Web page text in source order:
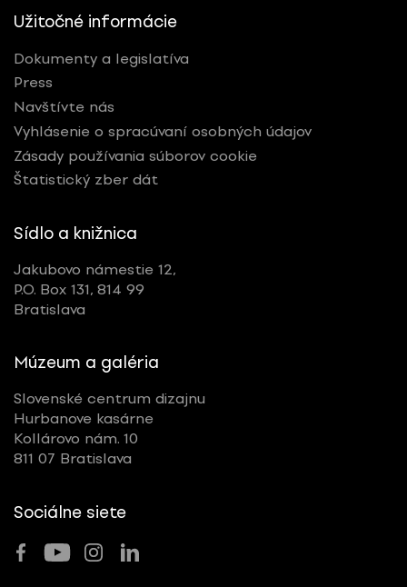
Užitočné informácie
Dokumenty a legislatíva
Press
Navštívte nás
Vyhlásenie o spracúvaní osobných údajov
Zásady používania súborov cookie
Štatistický zber dát
Sídlo a knižnica
Jakubovo námestie 12,
P.O. Box 131, 814 99
Bratislava
Múzeum a galéria
Slovenské centrum dizajnu
Hurbanove kasárne
Kollárovo nám. 10
811 07 Bratislava
Sociálne siete